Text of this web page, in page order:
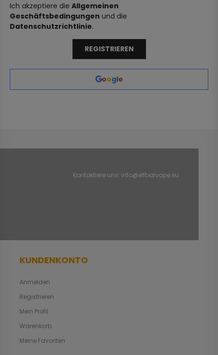
Ich akzeptiere die Allgemeinen
Geschäftsbedingungen und die
Datenschutzrichtlinie.
REGISTRIEREN
oogle
Kontaktiere uns: info@elfbarvape.eu
KUNDENKONTO
Anmelden
Registrieren
Mein Profil
Warenkorb
Meine Favoriten